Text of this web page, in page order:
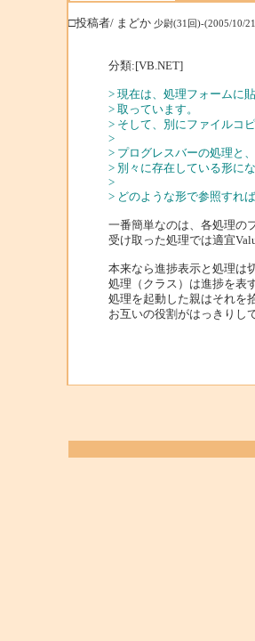
□投稿者/ まどか 少尉(31回)-(2005/10/
分類:[VB.NET]
> 現在は、処理フォームに
> 取っています。
> そして、別にファイルコ
>
> プログレスバーの処理と
> 別々に存在している形に
>
> どのような形で参照すれ
一番簡単なのは、各処理の
受け取った処理では適宜
本来なら進捗表示と処理は
処理（クラス）は進捗を表
処理を起動した親はそれを
お互いの役割がはっきりし